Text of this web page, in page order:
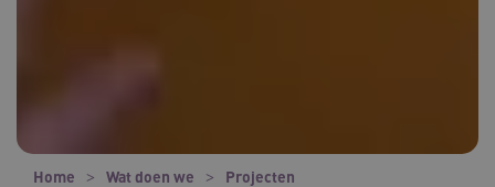
Home Wat doen we
Projecten